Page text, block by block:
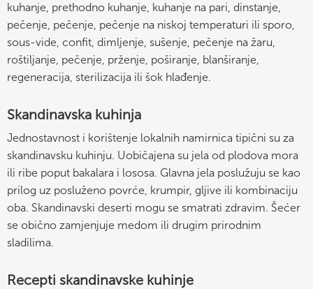
kuhanje, prethodno kuhanje, kuhanje na pari, dinstanje,
pečenje, pečenje, pečenje na niskoj temperaturi ili sporo,
sous-vide, confit, dimljenje, sušenje, pečenje na žaru,
roštiljanje, pečenje, prženje, poširanje, blanširanje,
regeneracija, sterilizacija ili šok hlađenje.
Skandinavska kuhinja
Jednostavnost i korištenje lokalnih namirnica tipični su za
skandinavsku kuhinju. Uobičajena su jela od plodova mora
ili ribe poput bakalara i lososa. Glavna jela poslužuju se kao
prilog uz posluženo povrće, krumpir, gljive ili kombinaciju
oba. Skandinavski deserti mogu se smatrati zdravim. Šećer
se obično zamjenjuje medom ili drugim prirodnim
sladilima.
Recepti skandinavske kuhinje